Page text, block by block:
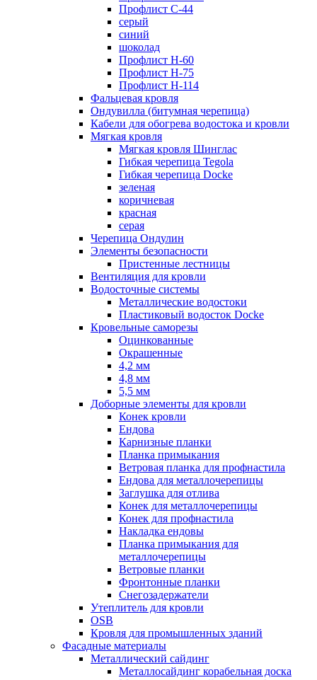
Профлист С-44
серый
синий
шоколад
Профлист Н-60
Профлист Н-75
Профлист H-114
Фальцевая кровля
Ондувилла (битумная черепица)
Кабели для обогрева водостока и кровли
Мягкая кровля
Мягкая кровля Шинглас
Гибкая черепица Tegola
Гибкая черепица Docke
зеленая
коричневая
красная
серая
Черепица Ондулин
Элементы безопасности
Пристенные лестницы
Вентиляция для кровли
Водосточные системы
Металлические водостоки
Пластиковый водосток Docke
Кровельные саморезы
Оцинкованные
Окрашенные
4,2 мм
4,8 мм
5,5 мм
Доборные элементы для кровли
Конек кровли
Ендова
Карнизные планки
Планка примыкания
Ветровая планка для профнастила
Ендова для металлочерепицы
Заглушка для отлива
Конек для металлочерепицы
Конек для профнастила
Накладка ендовы
Планка примыкания для
металлочерепицы
Ветровые планки
Фронтонные планки
Снегозадержатели
Утеплитель для кровли
OSB
Кровля для промышленных зданий
Фасадные материалы
Металлический сайдинг
Металлосайдинг корабельная доска